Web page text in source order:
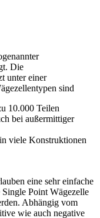
Die
unter einer
sind
10.000 Teilen
bei außermittiger
viele Konstruktionen
eine sehr einfache
Point Wägezelle
Abhängig vom
wie auch negative